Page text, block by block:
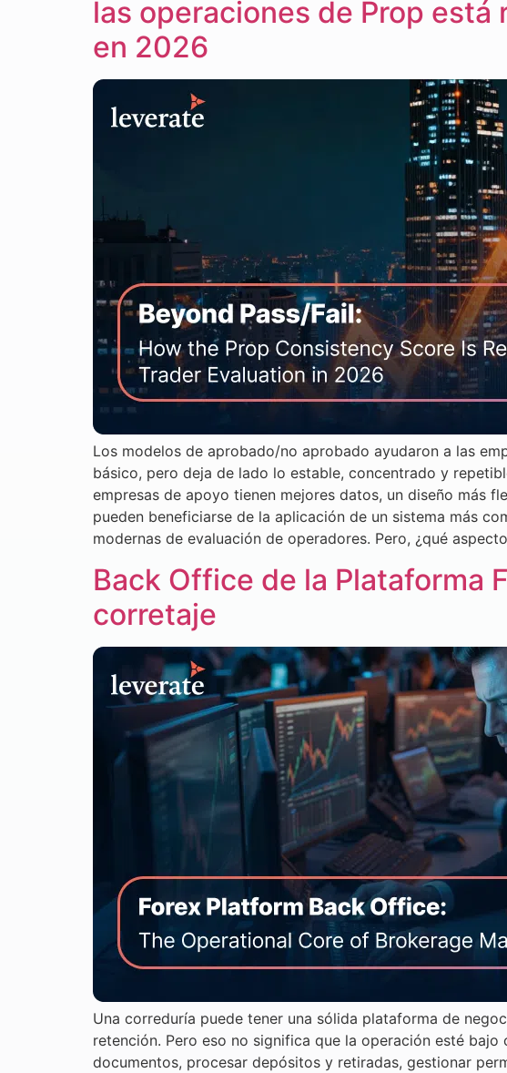
las operaciones de Prop
en 2026
Los modelos de aprobado/no aprobado ayudaron a las
básico, pero deja de lado lo estable, concentrado y
empresas de apoyo tienen mejores datos, un diseño más
pueden beneficiarse de la aplicación de un sistema más
modernas de evaluación de operadores. Pero, ¿qué
Back Office de la Plataforma
corretaje
Una correduría puede tener una sólida plataforma de
retención. Pero eso no significa que la operación esté
documentos, procesar depósitos y retiradas, gestionar